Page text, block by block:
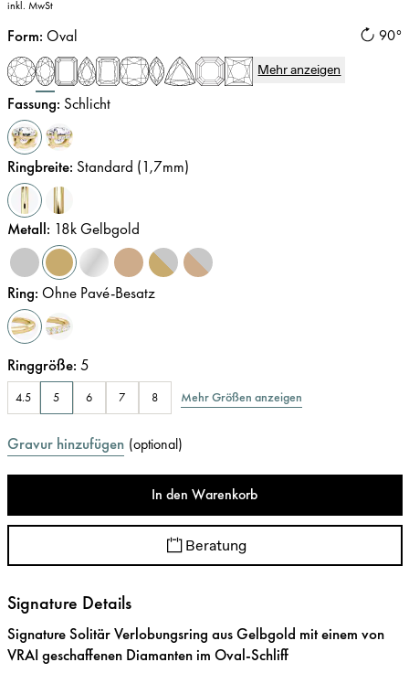
inkl. MwSt
90°
Form: Oval
Mehr anzeigen
Fassung: Schlicht
Ringbreite: Standard (1,7mm)
Metall: 18k Gelbgold
Ring: Ohne Pavé-Besatz
Ringgröße: 5
4.5 5 6 7 8 Mehr Größen anzeigen
Gravur hinzufügen (optional)
In den Warenkorb
Beratung
Signature Details
Signature Solitär Verlobungsring aus Gelbgold mit einem von
VRAI geschaffenen Diamanten im Oval-Schliff